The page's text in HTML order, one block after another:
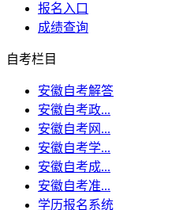
报名入口
成绩查询
自考栏目
安徽自考解答
安徽自考政...
安徽自考网...
安徽自考学...
安徽自考成...
安徽自考准...
学历报名系统